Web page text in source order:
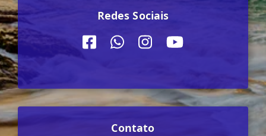
Redes Sociais
Contato